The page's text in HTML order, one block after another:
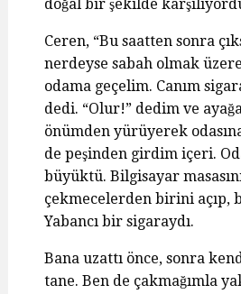
doğal bir şekilde
Ceren, “Bu saatten sonra
nerdeyse sabah olmak
odama geçelim. Canım
dedi. “Olur!” dedim ve
önümden yürüyerek
de peşinden girdim içeri.
büyüktü. Bilgisayar
çekmecelerden birini açıp,
Yabancı bir sigaraydı.
Bana uzattı önce, sonra
tane. Ben de çakmağımla